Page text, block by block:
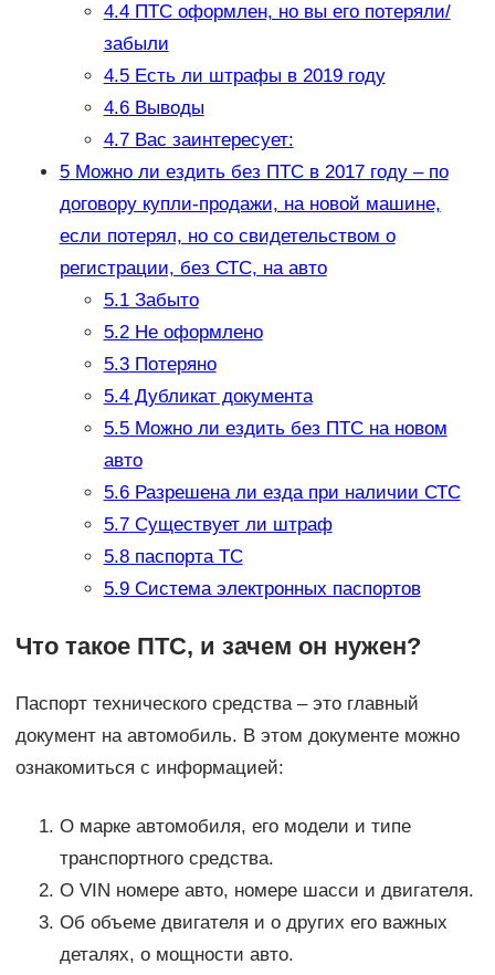
4.4ПТС оформлен, но вы его потеряли/
забыли
4.5Есть ли штрафы в 2019 году
4.6Выводы
4.7Вас заинтересует:
5Можно ли ездить без ПТС в 2017 году – по
договору купли-продажи, на новой машине,
если потерял, но со свидетельством о
регистрации, без СТС, на авто
5.1Забыто
5.2Не оформлено
5.3Потеряно
5.4Дубликат документа
5.5Можно ли ездить без ПТС на новом
авто
5.6Разрешена ли езда при наличии СТС
5.7Существует ли штраф
5.8паспорта ТС
5.9Система электронных паспортов
Что такое ПТС, и зачем он нужен?
Паспорт технического средства – это главный
документ на автомобиль. В этом документе можно
ознакомиться с информацией:
О марке автомобиля, его модели и типе
транспортного средства.
О VIN номере авто, номере шасси и двигателя.
Об объеме двигателя и о других его важных
деталях, о мощности авто.